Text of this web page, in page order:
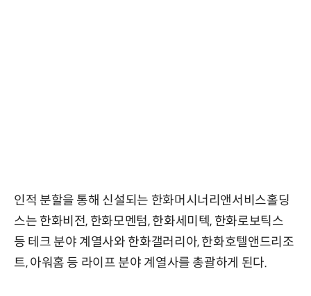
인적 분할을 통해 신설되는 한화머시너리앤서비스홀딩
스는 한화비전, 한화모멘텀, 한화세미텍, 한화로보틱스
등 테크 분야 계열사와 한화갤러리아, 한화호텔앤드리조
트, 아워홈 등 라이프 분야 계열사를 총괄하게 된다.